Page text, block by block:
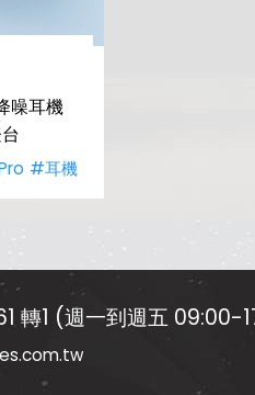
噪耳機
#耳機
轉1 (週一到週五 09:00-